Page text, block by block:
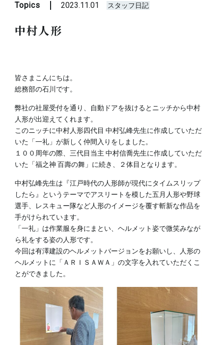
Topics 2023.11.01 スタッフ日記
中村人形
皆さまこんにちは。
総務部の石川です。
弊社の社屋受付を通り、自動ドアを抜けるとニッチから中村
人形が出迎えてくれます。
このニッチに中村人形四代目 中村弘峰先生に作成していただ
いた「一礼」が新しく仲間入りをしました。
１００周年の際、三代目当主 中村信喬先生に作成していただ
いた「福之神 百壽の舞」に続き、２体目となります。
中村弘峰先生は『江戸時代の人形師が現代にタイムスリップ
したら』というテーマでアスリートを模した五月人形や野球
選手、レスキュー隊など人形のイメージを覆す斬新な作品を
手がけられています。
「一礼」は作業服を身にまとい、ヘルメット姿で微笑みなが
ら礼をする姿の人形です。
今回は有澤建設のヘルメットバージョンをお願いし、人形の
ヘルメットに「ＡＲＩＳＡＷＡ」の文字を入れていただくこ
とができました。